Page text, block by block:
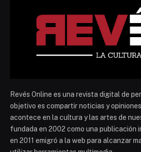
Revés Online es una revista digital de
objetivo es compartir noticias y
acontece en la cultura y las artes de
fundada en 2002 como una publicación
en 2011 emigró a la web para alcanzar